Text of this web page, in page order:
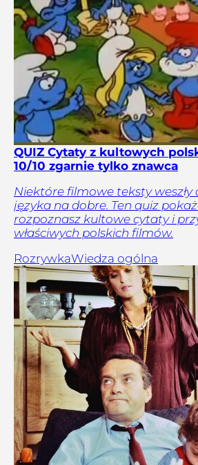
QUIZ Cytaty z kultowych
10/10 zgarnie tylko znawca
Niektóre filmowe teksty weszły
języka na dobre. Ten quiz
rozpoznasz kultowe cytaty i
właściwych polskich filmów.
RozrywkaWiedza ogólna